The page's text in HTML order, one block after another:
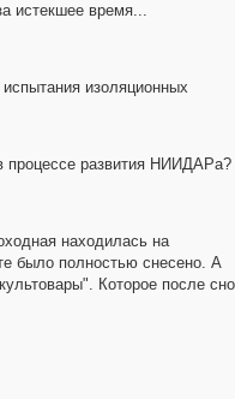
истекшее время...
изоляционных
процессе развития НИИДАРа?
находилась на
было полностью снесено. А
Которое после